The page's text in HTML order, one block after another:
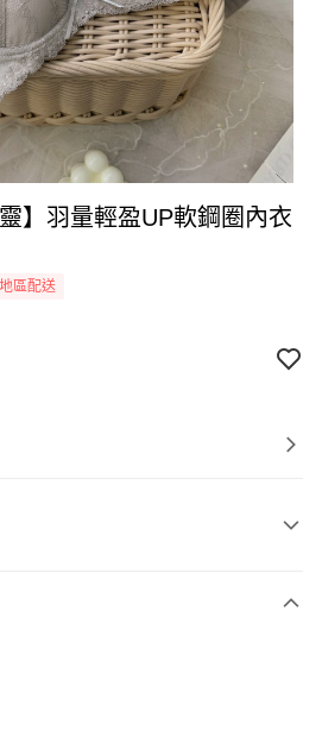
】羽量輕盈UP軟鋼圈內衣
區配送